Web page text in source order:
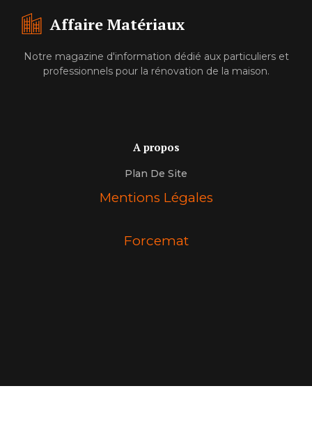
Affaire Matériaux
Notre magazine d'information dédié aux particuliers et
professionnels pour la rénovation de la maison.
A propos
Plan De Site
Mentions Légales
Forcemat